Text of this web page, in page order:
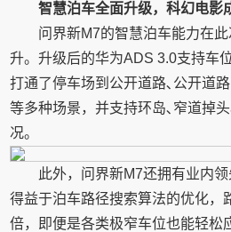
智慧泊车全面升级，科幻电影
问界新M7的智慧泊车能力在
升。升级后的华为ADS 3.0支持车
打通了停车场到公开道路､公开道
等多种场景，并支持环岛､窄道掉
况。
此外，问界新M7还拥有业内领
得益于泊车路径搜索算法的优化，
倍，即便是各类极窄车位也能轻松